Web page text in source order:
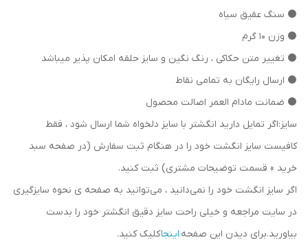
⚫ سنگ عقیق سیاه
⚫ وزن 10 گرم
⁦⁩⚫ تغییر متن حکاکی ، رنگ نگین و سایز حلقه امکان پذیر میباشد
⚫ ارسال رایگان به تمامی نقاط
⚫ ضمانت مادام العمر اصالت محصول
سایز:اگر تمایل دارید انگشتر با سایز دلخواه شما ارسال شود ، فقط
کافیست سایز انگشت خود را در هنگام ثبت سفارش (در صفحه سبد
خرید » قسمت توضیحات مشتری) ثبت کنید.
اگر سایز انگشت خود را نمی‌دانید ، می‌توانید به صفحه ی نحوه سایزگیری
در سایت مراجعه و خیلی راحت سایز دقیق انگشتر خود را بدست
بیاورید.برای دیدن این صفحه اینجاکلیک کنید.